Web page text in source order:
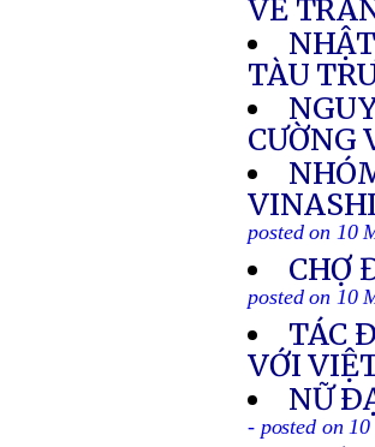
VỀ
TÀU
CƯỜNG
posted on 10
CHỢ
posted on 10
TÁC
VỚI
NỮ
- posted on